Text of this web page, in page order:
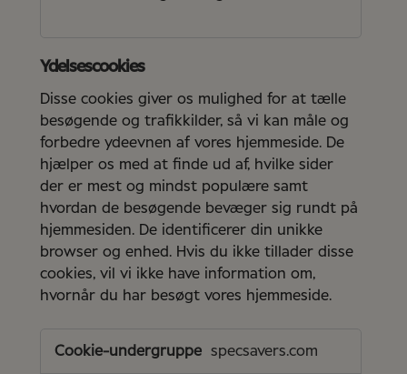
Ydelsescookies
Disse cookies giver os mulighed for at tælle
besøgende og trafikkilder, så vi kan måle og
forbedre ydeevnen af vores hjemmeside. De
hjælper os med at finde ud af, hvilke sider
der er mest og mindst populære samt
hvordan de besøgende bevæger sig rundt på
hjemmesiden. De identificerer din unikke
browser og enhed. Hvis du ikke tillader disse
cookies, vil vi ikke have information om,
hvornår du har besøgt vores hjemmeside.
specsavers.com